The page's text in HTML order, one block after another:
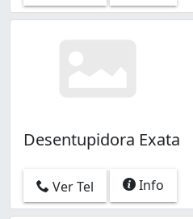
Desentupidora Exata
Ver Tel Info